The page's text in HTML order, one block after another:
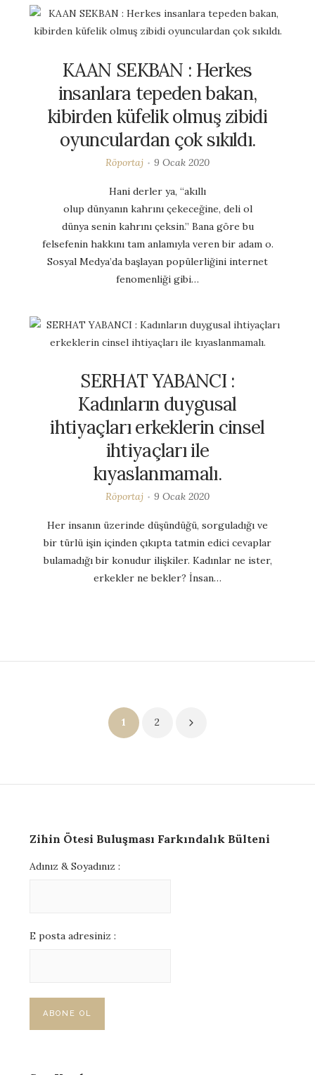
KAAN SEKBAN : Herkes
insanlara tepeden bakan,
kibirden küfelik olmuş zibidi
oyunculardan çok sıkıldı.
Röportaj 9 Ocak 2020
Hani derler ya, “akıllı
olup dünyanın kahrını çekeceğine, deli ol
dünya senin kahrını çeksin.” Bana göre bu
felsefenin hakkını tam anlamıyla veren bir adam o.
Sosyal Medya’da başlayan popülerliğini internet
fenomenliği gibi…
SERHAT YABANCI :
Kadınların duygusal
ihtiyaçları erkeklerin cinsel
ihtiyaçları ile
kıyaslanmamalı.
Röportaj 9 Ocak 2020
Her insanın üzerinde düşündüğü, sorguladığı ve
bir türlü işin içinden çıkıpta tatmin edici cevaplar
bulamadığı bir konudur ilişkiler. Kadınlar ne ister,
erkekler ne bekler? İnsan…
sayfalaması
1 2
Zihin Ötesi Buluşması Farkındalık Bülteni
Adınız & Soyadınız :
E posta adresiniz :